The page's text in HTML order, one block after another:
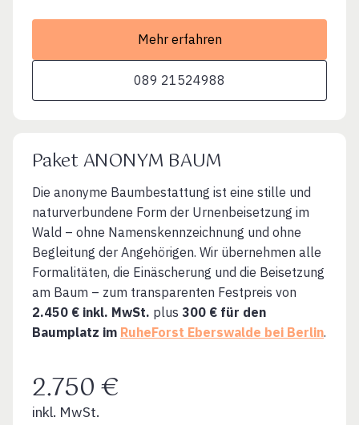
Mehr erfahren
089 21524988
Paket ANONYM BAUM
Die anonyme Baumbestattung ist eine stille und
naturverbundene Form der Urnenbeisetzung im
Wald – ohne Namenskennzeichnung und ohne
Begleitung der Angehörigen. Wir übernehmen alle
Formalitäten, die Einäscherung und die Beisetzung
am Baum – zum transparenten Festpreis von
2.450 € inkl. MwSt. plus 300 € für den
Baumplatz im RuheForst Eberswalde bei Berlin.
2.750 €
inkl. MwSt.